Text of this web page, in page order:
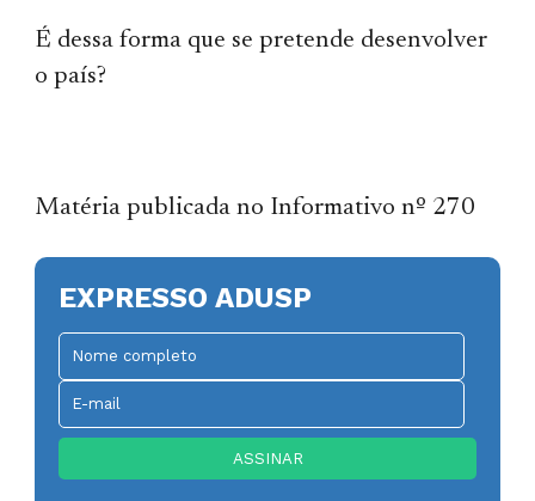
É dessa forma que se pretende desenvolver
o país?
Matéria publicada no Informativo nº 270
EXPRESSO ADUSP